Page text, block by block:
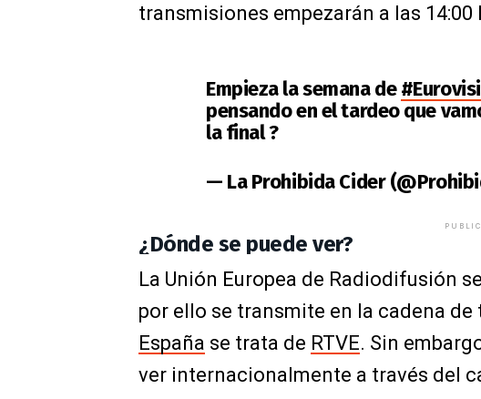
transmisiones empezarán a las 14:00
Empieza la semana de
pensando en el tardeo que
la final ?
— La Prohibida Cider
¿Dónde se puede ver?
La Unión Europea de Radiodifusión
por ello se transmite en la cadena
España se trata de RTVE. Sin
ver internacionalmente a través del